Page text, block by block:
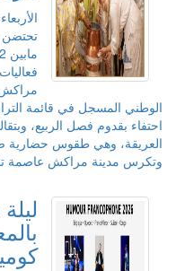
الأربعاء 18 مارس 2026 - 13:11
تحتضن
الوطني المسجل في قائمة
احتفاء بقدوم فصل الربيع،
العريقة، وهي طقوس حضارية
وتكرس مدينة مراكش عاصمة